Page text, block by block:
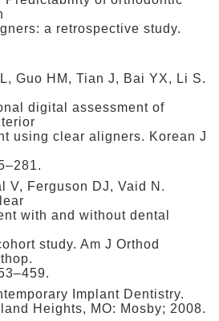
a retrospective study.
Guo HM, Tian J, Bai YX, Li S.
digital assessment of
using clear aligners. Korean J
V, Ferguson DJ, Vaid N.
with and without dental
study. Am J Orthod
Implant Dentistry.
Heights, MO: Mosby; 2008.